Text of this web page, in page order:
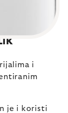
i
je i koristi